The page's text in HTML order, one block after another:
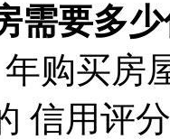
需要多
年购买房
信用评分